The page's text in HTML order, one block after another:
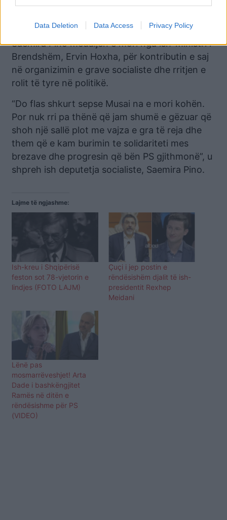
Data Deletion Data Access Privacy Policy
Partisë Socialiste urime për atë që është sot”,
tha ish drejtuesi i PS në Tiranë, Luan Shaullari.
Saemira Pino medaljen e mori nga ish-ministri i
Brendshëm, Ervin Hoxha, për kontributin e saj
në organizimin e grave socialiste dhe rritjen e
rolit të tyre në politikë.
“Do flas shkurt sepse Musai na e mori kohën.
Por nuk rri pa thënë që jam shumë e gëzuar që
shoh një sallë plot me vajza e gra të reja dhe
them që e kam burimin te solidariteti mes
brezave dhe progresin që bën PS gjithmonë”, u
shpreh ish deputetja socialiste, Saemira Pino.
Lajme të ngjashme:
Ish-kreu i Shqipërisë
feston sot 78-vjetorin e
lindjes (FOTO LAJM)
Çuçi i jep postin e
rëndësishëm djalit të ish-
presidentit Rexhep
Meidani
Lënë pas
mosmarrëveshjet! Arta
Dade i bashkëngjitet
Ramës në ditën e
rëndësishme për PS
(VIDEO)